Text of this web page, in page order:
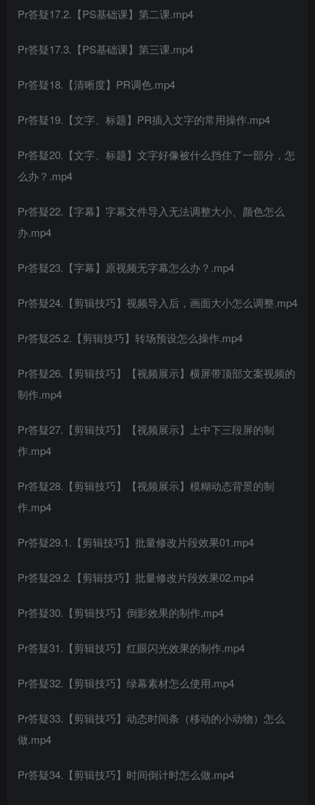
Pr答疑17.2.【PS基础课】第二课.mp4
Pr答疑17.3.【PS基础课】第三课.mp4
Pr答疑18.【清晰度】PR调色.mp4
Pr答疑19.【文字、标题】PR插入文字的常用操作.mp4
Pr答疑20.【文字、标题】文字好像被什么挡住了一部分，怎
么办？.mp4
Pr答疑22.【字幕】字幕文件导入无法调整大小、颜色怎么
办.mp4
Pr答疑23.【字幕】原视频无字幕怎么办？.mp4
Pr答疑24.【剪辑技巧】视频导入后，画面大小怎么调整.mp4
Pr答疑25.2.【剪辑技巧】转场预设怎么操作.mp4
Pr答疑26.【剪辑技巧】【视频展示】横屏带顶部文案视频的
制作.mp4
Pr答疑27.【剪辑技巧】【视频展示】上中下三段屏的制
作.mp4
Pr答疑28.【剪辑技巧】【视频展示】模糊动态背景的制
作.mp4
Pr答疑29.1.【剪辑技巧】批量修改片段效果01.mp4
Pr答疑29.2.【剪辑技巧】批量修改片段效果02.mp4
Pr答疑30.【剪辑技巧】倒影效果的制作.mp4
Pr答疑31.【剪辑技巧】红眼闪光效果的制作.mp4
Pr答疑32.【剪辑技巧】绿幕素材怎么使用.mp4
Pr答疑33.【剪辑技巧】动态时间条（移动的小动物）怎么
做.mp4
Pr答疑34.【剪辑技巧】时间倒计时怎么做.mp4